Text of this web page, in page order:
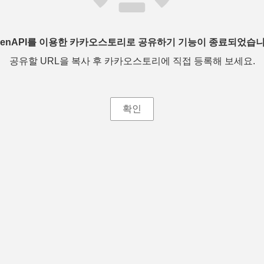
를 이용한 카카오스토리로 공유하기 기능이 종료되었습
공유할 URL을 복사 후 카카오스토리에 직접 등록해 보세요.
확인